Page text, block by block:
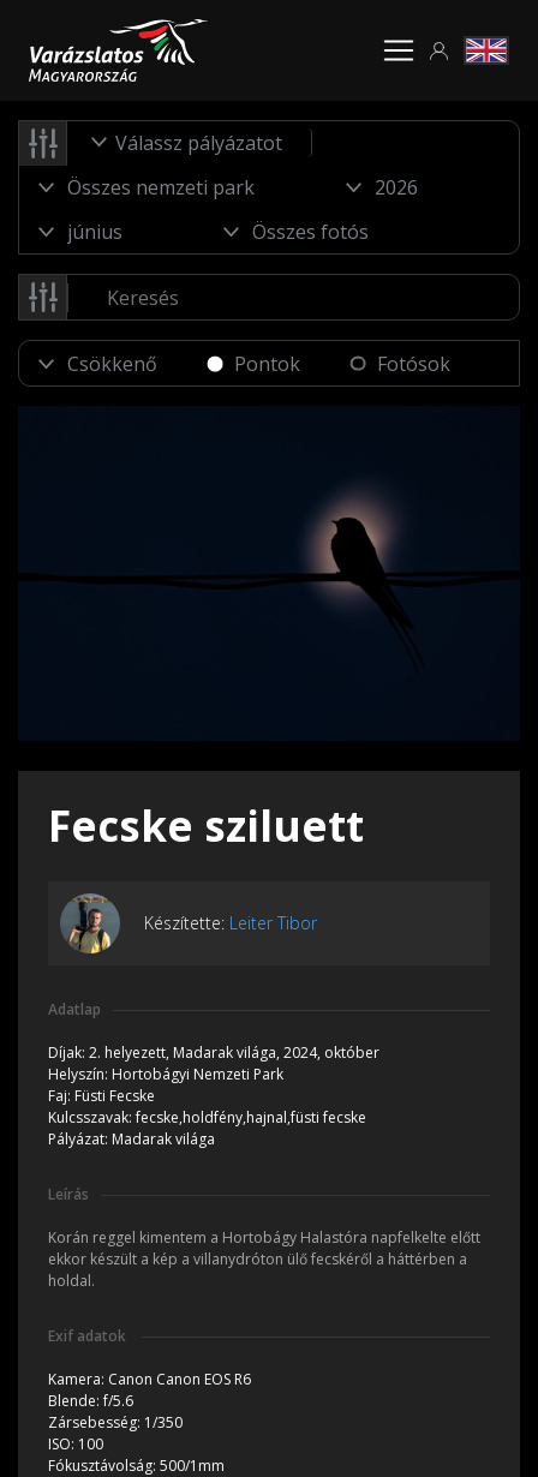
Válassz pályázatot
Pontok Fotósok
Fecske sziluett
Készítette: Leiter Tibor
Adatlap
Díjak: 2. helyezett, Madarak világa, 2024, október
Helyszín: Hortobágyi Nemzeti Park
Faj: Füsti Fecske
Kulcsszavak:fecske,holdfény,hajnal,füsti fecske
Pályázat: Madarak világa
Leírás
Korán reggel kimentem a Hortobágy Halastóra napfelkelte előtt
ekkor készült a kép a villanydróton ülő fecskéről a háttérben a
holdal.
Exif adatok
Kamera: Canon Canon EOS R6
Blende:f/5.6
Zársebesség: 1/350
ISO: 100
Fókusztávolság: 500/1mm